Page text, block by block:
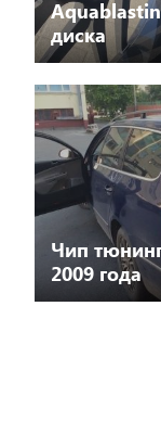
диска
Чип
2009 года